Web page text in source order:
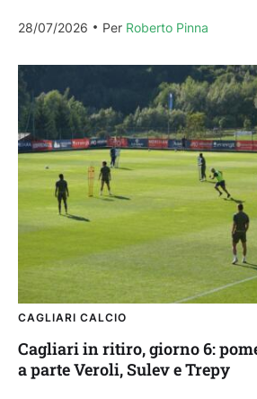
28/07/2026
Per Roberto Pinna
CAGLIARI CALCIO
Cagliari in ritiro, giorno 6:
a parte Veroli, Sulev e Trepy